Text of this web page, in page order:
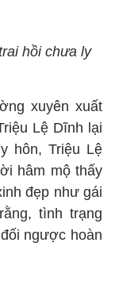
hồi chưa ly
xuyên xuất
Lệ Dĩnh lại
hôn, Triệu Lệ
hâm mộ thấy
đẹp như gái
tình trạng
ngược hoàn